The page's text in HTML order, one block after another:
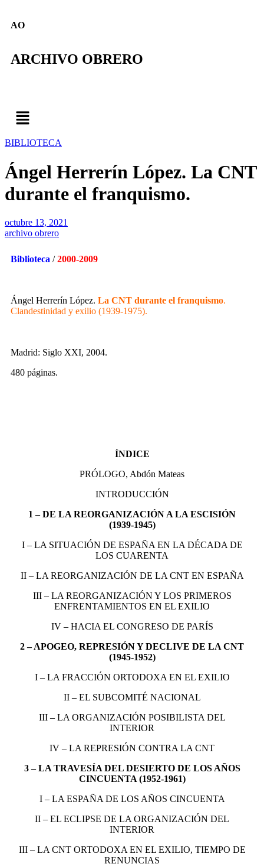
AO
ARCHIVO OBRERO
BIBLIOTECA
Ángel Herrerín López. La CNT
durante el franquismo.
octubre 13, 2021
archivo obrero
Biblioteca /2000-2009
Ángel Herrerín López. La CNT durante el franquismo.
Clandestinidad y exilio (1939-1975).
Madrid: Siglo XXI, 2004.
480 páginas.
ÍNDICE
PRÓLOGO, Abdón Mateas
INTRODUCCIÓN
1 – DE LA REORGANIZACIÓN A LA ESCISIÓN
(1939-1945)
I – LA SITUACIÓN DE ESPAÑA EN LA DÉCADA DE
LOS CUARENTA
II – LA REORGANIZACIÓN DE LA CNT EN ESPAÑA
III – LA REORGANIZACIÓN Y LOS PRIMEROS
ENFRENTAMIENTOS EN EL EXILIO
IV – HACIA EL CONGRESO DE PARÍS
2 – APOGEO, REPRESIÓN Y DECLIVE DE LA CNT
(1945-1952)
I – LA FRACCIÓN ORTODOXA EN EL EXILIO
II – EL SUBCOMITÉ NACIONAL
III – LA ORGANIZACIÓN POSIBILISTA DEL
INTERIOR
IV – LA REPRESIÓN CONTRA LA CNT
3 – LA TRAVESÍA DEL DESIERTO DE LOS AÑOS
CINCUENTA (1952-1961)
I – LA ESPAÑA DE LOS AÑOS CINCUENTA
II – EL ECLIPSE DE LA ORGANIZACIÓN DEL
INTERIOR
III – LA CNT ORTODOXA EN EL EXILIO, TIEMPO DE
RENUNCIAS